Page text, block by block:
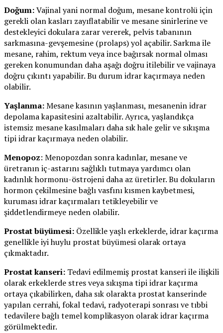
Doğum:Vajinal yani normal doğum, mesane kontrolü için
gerekli olan kasları zayıflatabilir ve mesane sinirlerine ve
destekleyici dokulara zarar vererek, pelvis tabanının
sarkmasına-gevşemesine (prolaps) yol açabilir. Sarkma ile
mesane, rahim, rektum veya ince bağırsak normal olması
gereken konumundan daha aşağı doğru itilebilir ve vajinaya
doğru çıkıntı yapabilir. Bu durum idrar kaçırmaya neden
olabilir.
Yaşlanma:Mesane kasının yaşlanması, mesanenin idrar
depolama kapasitesini azaltabilir. Ayrıca, yaşlandıkça
istemsiz mesane kasılmaları daha sık hale gelir ve sıkışma
tipi idrar kaçırmaya neden olabilir.
Menopoz: Menopozdan sonra kadınlar, mesane ve
üretranın iç-astarını sağlıklı tutmaya yardımcı olan
kadınlık hormonu-östrojeni daha az üretirler. Bu dokuların
hormon çekilmesine bağlı vasfını kısmen kaybetmesi,
kuruması idrar kaçırmaları tetikleyebilir ve
şiddetlendirmeye neden olabilir.
Prostat büyümesi: Özellikle yaşlı erkeklerde, idrar kaçırma
genellikle iyi huylu prostat büyümesi olarak ortaya
çıkmaktadır.
Prostat kanseri: Tedavi edilmemiş prostat kanseri ile ilişkili
olarak erkeklerde stres veya sıkışma tipi idrar kaçırma
ortaya çıkabilirken, daha sık olarakta prostat kanserinde
yapılan cerrahi, fokal tedavi, radyoterapi sonrası ve tıbbi
tedavilere bağlı temel komplikasyon olarak idrar kaçırma
görülmektedir.